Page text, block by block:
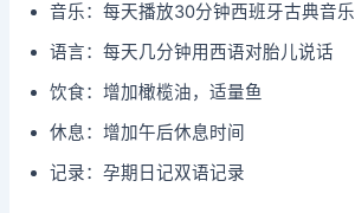
音乐：每天播放30分钟西班牙古典音乐
语言：每天几分钟用西语对胎儿说话
饮食：增加橄榄油，适量鱼
休息：增加午后休息时间
记录：孕期日记双语记录